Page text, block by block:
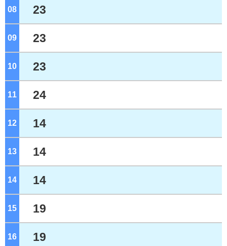
08 23
09 23
10 23
11 24
12 14
13 14
14 14
15 19
16 19